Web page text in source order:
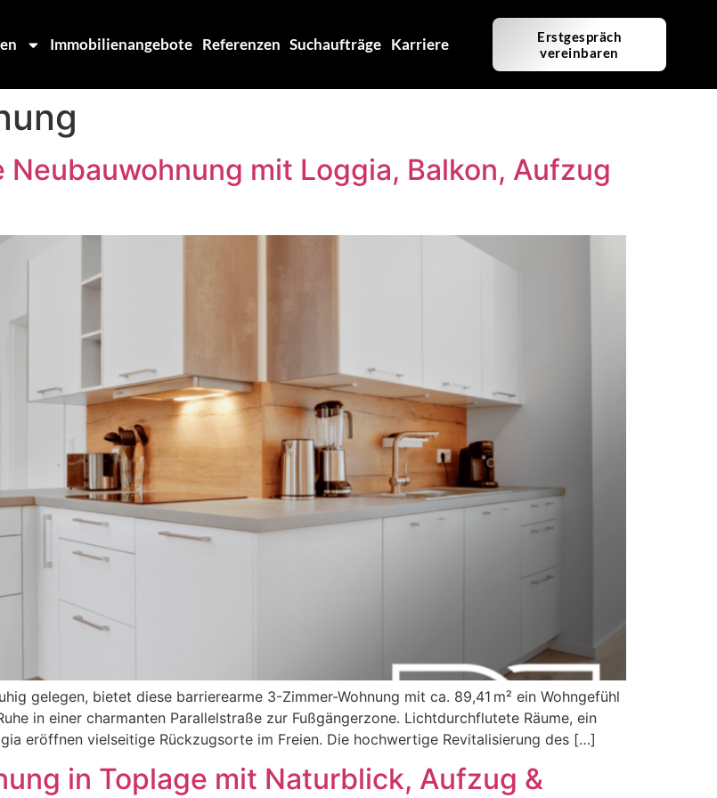
Immobilienangebote Referenzen Suchaufträge Karriere
Erstgespräch
vereinbaren
mit Loggia, Balkon, Aufzug
gelegen, bietet diese barrierearme 3-Zimmer-Wohnung mit ca. 89,41 m² ein Wohngefühl
in einer charmanten Parallelstraße zur Fußgängerzone. Lichtdurchflutete Räume, ein
eröffnen vielseitige Rückzugsorte im Freien. Die hochwertige Revitalisierung des […]
in Toplage mit Naturblick, Aufzug &